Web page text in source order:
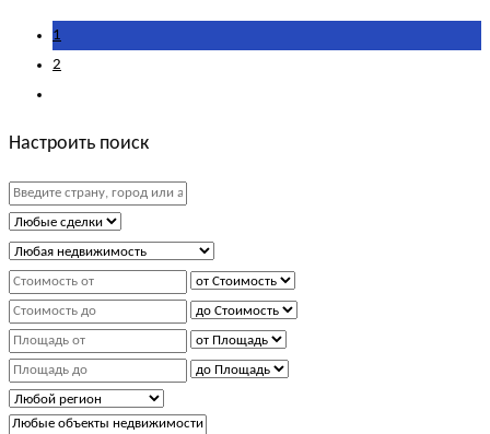
1
2
Настроить поиск